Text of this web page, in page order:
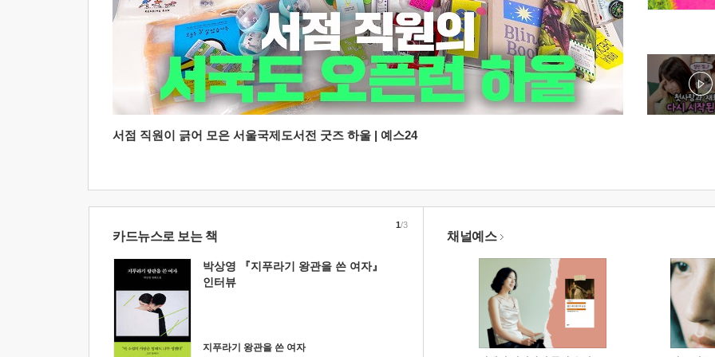
서점 직원이 긁어 모은 서울국제도서전 굿즈 하울 | 예스24
카드뉴스로 보는 책
박상영 『지푸라기 왕관을 쓴 여자』
인터뷰
지푸라기 왕관을 쓴 여자
1/3
채널예스